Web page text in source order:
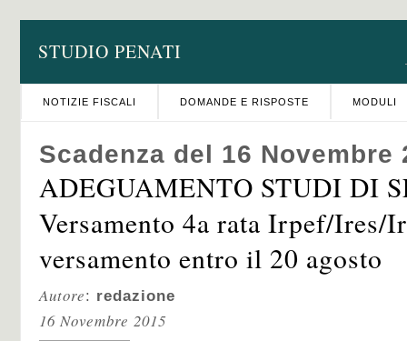
STUDIO PENATI
NOTIZIE FISCALI DOMANDE E RISPOSTE MODULI
Scadenza del 16 Novembre
ADEGUAMENTO STUDI DI
Versamento 4a rata Irpef/Ires/
versamento entro il 20 agosto
Autore: redazione
16 Novembre 2015